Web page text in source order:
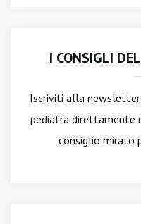
I CONSIGLI
Iscriviti alla newsletter
pediatra direttamente
consiglio mirato